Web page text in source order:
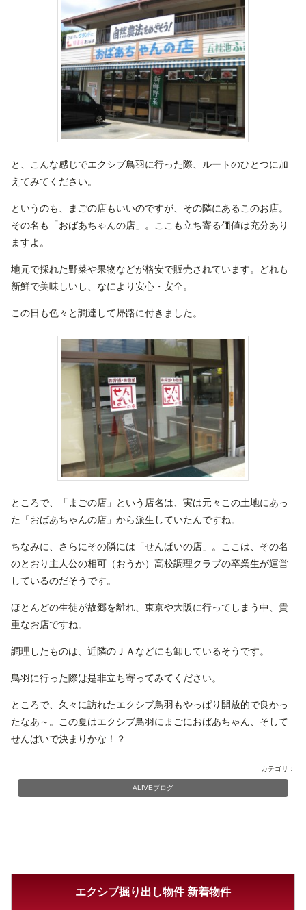
と、こんな感じでエクシブ鳥羽に行った際、ルートのひとつに加
えてみてください。
というのも、まごの店もいいのですが、その隣にあるこのお店。
その名も「おばあちゃんの店」。ここも立ち寄る価値は充分あり
ますよ。
地元で採れた野菜や果物などが格安で販売されています。どれも
新鮮で美味しいし、なにより安心・安全。
この日も色々と調達して帰路に付きました。
ところで、「まごの店」という店名は、実は元々この土地にあっ
た「おばあちゃんの店」から派生していたんですね。
ちなみに、さらにその隣には「せんぱいの店」。ここは、その名
のとおり主人公の相可（おうか）高校調理クラブの卒業生が運営
しているのだそうです。
ほとんどの生徒が故郷を離れ、東京や大阪に行ってしまう中、貴
重なお店ですね。
調理したものは、近隣のＪＡなどにも卸しているそうです。
鳥羽に行った際は是非立ち寄ってみてください。
ところで、久々に訪れたエクシブ鳥羽もやっぱり開放的で良かっ
たなあ～。この夏はエクシブ鳥羽にまごにおばあちゃん、そして
せんぱいで決まりかな！？
カテゴリ：
ALIVEブログ
エクシブ掘り出し物件 新着物件